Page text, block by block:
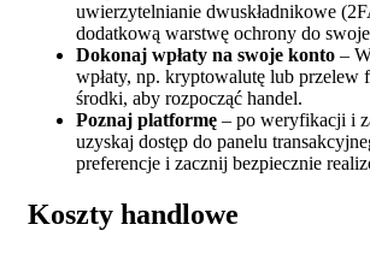
uwierzytelnianie dwuskładnikowe
dodatkową warstwę ochrony do
Dokonaj wpłaty na swoje konto –
wpłaty, np. kryptowalutę lub przelew
środki, aby rozpocząć handel.
Poznaj platformę – po weryfikacji i
uzyskaj dostęp do panelu
preferencje i zacznij bezpiecznie
Koszty handlowe